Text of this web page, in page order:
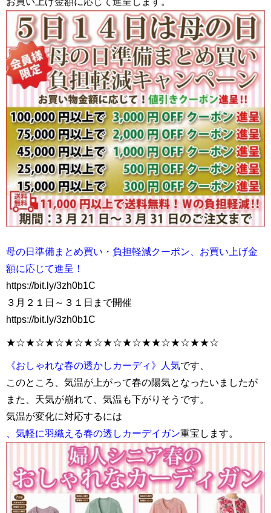
母の日準備まとめ買い・負担軽減クーポン、お買い上げ金
額に応じて進呈！
https://bit.ly/3zh0b1C
３月２１日～３１日まで開催
https://bit.ly/3zh0b1C
★☆★☆★☆★☆★☆★☆★☆★★☆★☆★★☆
《おしゃれな春の透かしカーディ》人気です、
このところ、気温が上がって春の陽気となったいましたが
また、天気が崩れて、気温も下がりそうです。
気温が変化に対応するには
、気軽に羽織える春の透しカーデイガン重宝します。